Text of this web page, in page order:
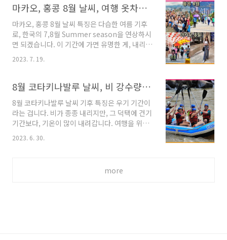
이트 참조 하시기 바랍니다. ..
자료가 나왔지만, 요즘 전 지구적으로 발생하는
기온 상승이 제대로 반영된 것이 없어, 그냥 최근
연도의 9월 기온 자료를 보는 것이 나은 거 같습
니다. 자료에 보시면, 일별로 최고, 최저 기온이
있습니다. 최고 기온은 낮 2-3시 가장 더울 때의
기온, 최저 기온은 밤 가장 기온이 낮을 때입니다.
가가 아니라,..
마카오, 홍콩 8월 날씨, 여행 옷차림, 태풍 주기, 비, esim, 숙소 가격
마카오, 홍콩 8월 날씨 특징은 다습한 여름 기후
로, 한국의 7,8월 Summer season을 연상하시
면 되겠습니다. 이 기간에 가면 유명한 게, 내리자
행 정보도 함께 보겠습니다. 홍콩, 마카오 29박
홍콩 8월 날씨 기본적으로, 두 지역의 기후와 날
씨는 같다고 보시면 되겠습니다. 버스로 약 40분,
페리로 50분 정도로, 거리는 약 40km 정도입니
다. 그렇기 때문에, 태풍, 큰 비, 맑은 날씨의 경우
거의 같은 영향을 받습니다. 작은 비 정도는 양쪽
에 내리기도, 안 내리는 정도입니다. 두 도시의 기
2023. 7. 19.
8월 코타키나발루 날씨, 비 강수량, 바다 수영 온도, 유심 구입 팁, 숙소 가격
8월 코타키나발루 날씨 기후 특징은 우기 기간이
라는 겁니다. 비가 종종 내리지만, 그 덕택에 건기
기간보다, 기온이 많이 내려갑니다. 여행을 위한,
유심 구입, 호텔 가격 정도보 같이 보겠습니다. 태
풍도 오지 않습니다. 코타키나발루 여행, 교통수
습니다. 코타키나발루 교통, 우기, 옷차림, 그리
2023. 6. 30.
more